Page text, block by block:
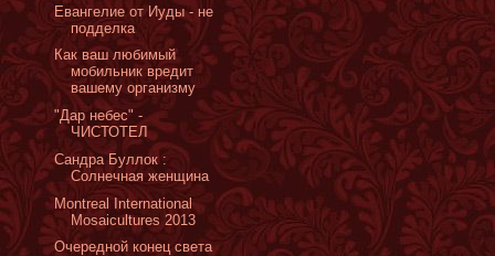
Евангелие от Иуды - не
подделка
Как ваш любимый
мобильник вредит
вашему организму
"Дар небес" -
ЧИСТОТЕЛ
Сандра Буллок :
Солнечная женщина
Montreal International
Mosaicultures 2013
Очередной конец света